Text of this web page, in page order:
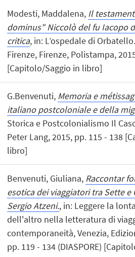
Modesti, Maddalena, Il
dominus" Niccolò del fu Iacopo
critica, in: L’ospedale di
Firenze, Firenze, Polistampa,
[Capitolo/Saggio in libro]
G.Benvenuti, Memoria e
italiano postcoloniale e della
Storica e Postcolonialismo Il
Peter Lang, 2015, pp. 115 - 138
libro]
Benvenuti, Giuliana, Raccontar
esotica dei viaggiatori tra Sette
Sergio Atzeni., in: Leggere la
dell'altro nella letteratura di
contemporaneità, Venezia,
pp. 119 - 134 (DIASPORE)